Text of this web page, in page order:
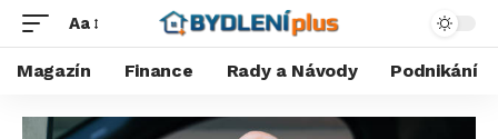
Aa
Magazín Finance Rady a Návody Podnikání